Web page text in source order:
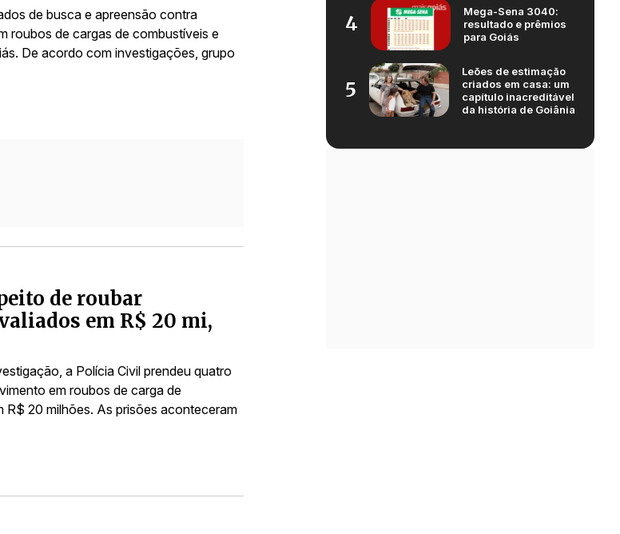
de busca e apreensão contra
roubos de cargas de combustíveis e
De acordo com investigações, grupo
de roubar
em R$ 20 mi,
a Polícia Civil prendeu quatro
em roubos de carga de
R$ 20 milhões. As prisões aconteceram
4
Mega-Sena 3040:
resultado e prêmios
para Goiás
5
Leões de estimação
criados em casa: um
capítulo inacreditável
da história de Goiânia